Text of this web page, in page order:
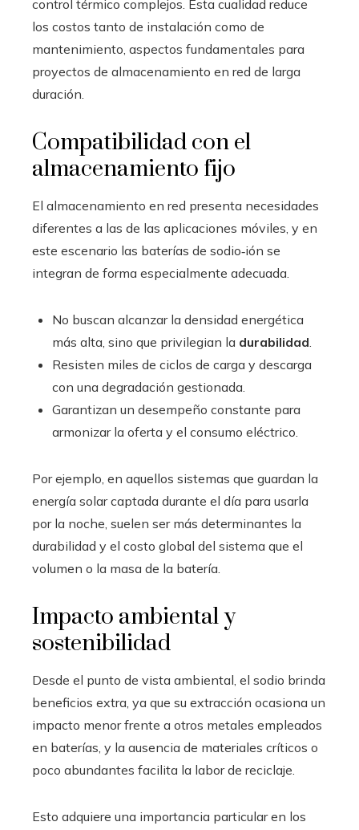
control térmico complejos. Esta cualidad reduce
los costos tanto de instalación como de
mantenimiento, aspectos fundamentales para
proyectos de almacenamiento en red de larga
duración.
Compatibilidad con el
almacenamiento fijo
El almacenamiento en red presenta necesidades
diferentes a las de las aplicaciones móviles, y en
este escenario las baterías de sodio‑ión se
integran de forma especialmente adecuada.
No buscan alcanzar la densidad energética
más alta, sino que privilegian la durabilidad.
Resisten miles de ciclos de carga y descarga
con una degradación gestionada.
Garantizan un desempeño constante para
armonizar la oferta y el consumo eléctrico.
Por ejemplo, en aquellos sistemas que guardan la
energía solar captada durante el día para usarla
por la noche, suelen ser más determinantes la
durabilidad y el costo global del sistema que el
volumen o la masa de la batería.
Impacto ambiental y
sostenibilidad
Desde el punto de vista ambiental, el sodio brinda
beneficios extra, ya que su extracción ocasiona un
impacto menor frente a otros metales empleados
en baterías, y la ausencia de materiales críticos o
poco abundantes facilita la labor de reciclaje.
Esto adquiere una importancia particular en los